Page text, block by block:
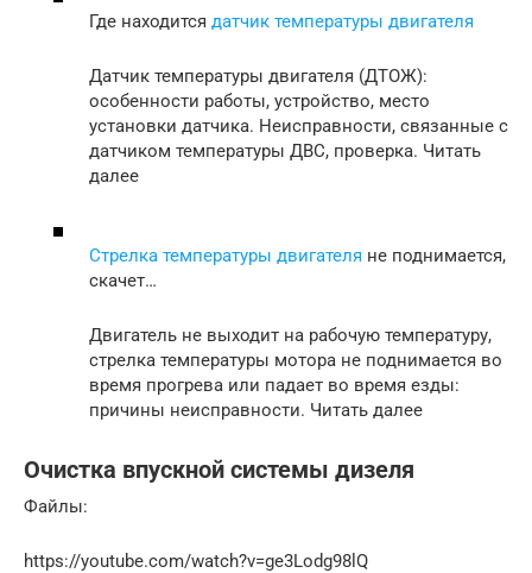
Где находится датчик температуры двигателя
Датчик температуры двигателя (ДТОЖ):
особенности работы, устройство, место
установки датчика. Неисправности, связанные с
датчиком температуры ДВС, проверка. Читать
далее
Стрелка температуры двигателя не поднимается,
скачет…
Двигатель не выходит на рабочую температуру,
стрелка температуры мотора не поднимается во
время прогрева или падает во время езды:
причины неисправности. Читать далее
Очистка впускной системы дизеля
Файлы:
https://youtube.com/watch?v=ge3Lodg98lQ